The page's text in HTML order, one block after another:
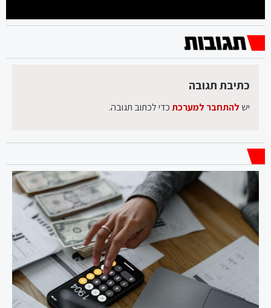
כתיבת תגובה
יש להתחבר למערכתכדי לכתוב תגובה.